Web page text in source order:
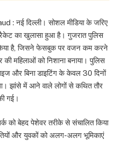
: नई दिल्ली। सोशल मीडिया के जरिए
का खुलासा हुआ है। गुजरात पुलिस
है, जिसने फेसबुक पर वजन कम करने
महिलाओं को निशाना बनाया। पुलिस
और बिना डाइटिंग के केवल 30 दिनों
झांसे में आने वाले लोगों से कथित तौर
गई।
को बेहद पेशेवर तरीके से संचालित किया
और युवकों को अलग-अलग भूमिकाएं